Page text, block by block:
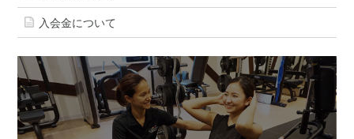
入会金について